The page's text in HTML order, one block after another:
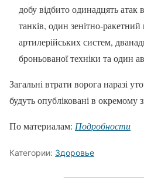
добу відбито одинадцять атак
танків, один зенітно-
артилерійських систем,
броньованої техніки та один
Загальні втрати ворога наразі
будуть опубліковані в окремому
По материалам: Подробности
Категории: Здоровье